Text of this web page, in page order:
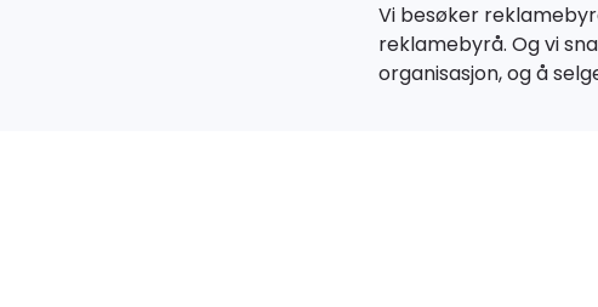
Vi besøker
reklamebyrå. Og vi
organisasjon, og å